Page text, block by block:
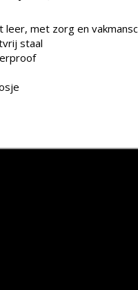
leer, met zorg en
staal